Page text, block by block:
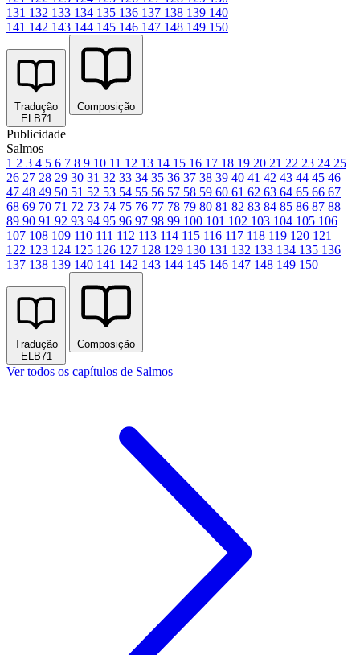
131 132 133 134 135 136 137 138 139 140
141 142 143 144 145 146 147 148 149 150
Tradução
ELB71
Composição
Publicidade
Salmos
1 2 3 4 5 6 7 8 9 10 11 12 13 14 15 16 17 18 19 20 21 22 23 24 25
26 27 28 29 30 31 32 33 34 35 36 37 38 39 40 41 42 43 44 45 46
47 48 49 50 51 52 53 54 55 56 57 58 59 60 61 62 63 64 65 66 67
68 69 70 71 72 73 74 75 76 77 78 79 80 81 82 83 84 85 86 87 88
89 90 91 92 93 94 95 96 97 98 99 100 101 102 103 104 105 106
107 108 109 110 111 112 113 114 115 116 117 118 119 120 121
122 123 124 125 126 127 128 129 130 131 132 133 134 135 136
137 138 139 140 141 142 143 144 145 146 147 148 149 150
Tradução
ELB71
Composição
Ver todos os capítulos de Salmos